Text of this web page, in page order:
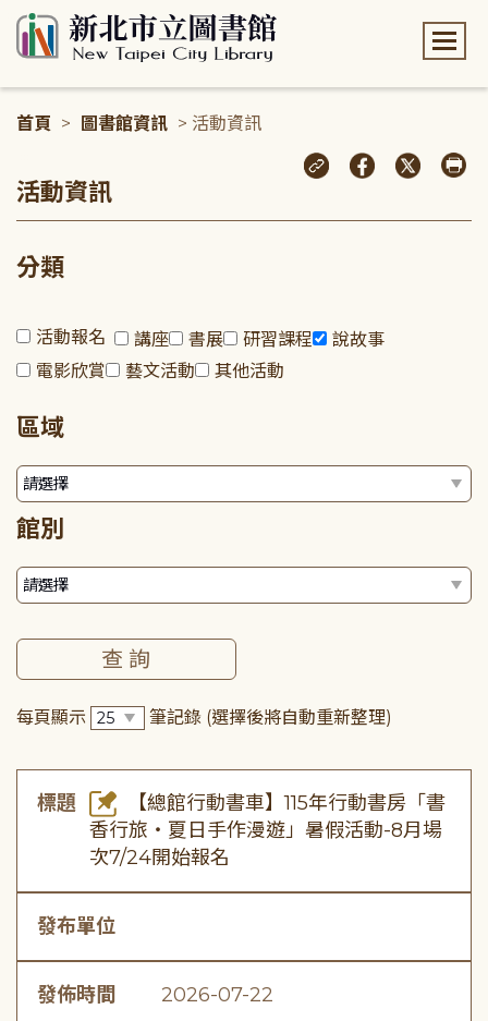
首頁 > 圖書館資訊 > 活動資訊
活動資訊
分類
活動報名 講座 書展 研習課程
說故事
電影欣賞
藝文活動 其他活動
區域
館別
每頁顯示 筆記錄 (選擇後將自動重新整理)
標題
【總館行動書車】115年行動書房「書
香行旅・夏日手作漫遊」暑假活動-8月場
次7/24開始報名
發布單位
發佈時間 2026-07-22